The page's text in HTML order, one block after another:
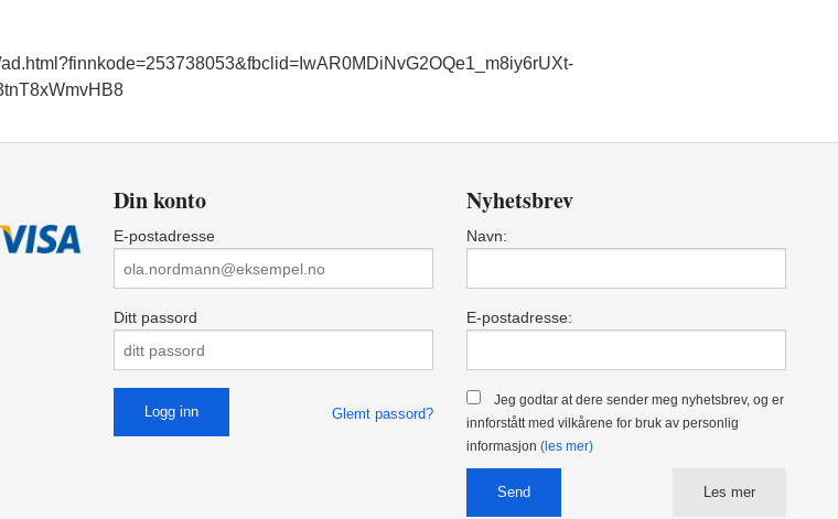
Din konto
E-postadresse
Ditt passord
Glemt passord?
Nyhetsbrev
Navn:
E-postadresse:
Jeg godtar at dere sender meg nyhetsbrev, og er
innforstått med vilkårene for bruk av personlig
informasjon (les mer)
Les mer